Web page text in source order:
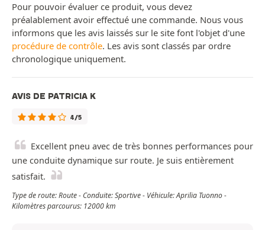
Pour pouvoir évaluer ce produit, vous devez
préalablement avoir effectué une commande. Nous vous
informons que les avis laissés sur le site font l'objet d'une
procédure de contrôle. Les avis sont classés par ordre
chronologique uniquement.
AVIS DE PATRICIA K
4/5
Excellent pneu avec de très bonnes performances pour
une conduite dynamique sur route. Je suis entièrement
satisfait.
Type de route: Route - Conduite: Sportive - Véhicule: Aprilia Tuonno -
Kilomètres parcourus: 12000 km